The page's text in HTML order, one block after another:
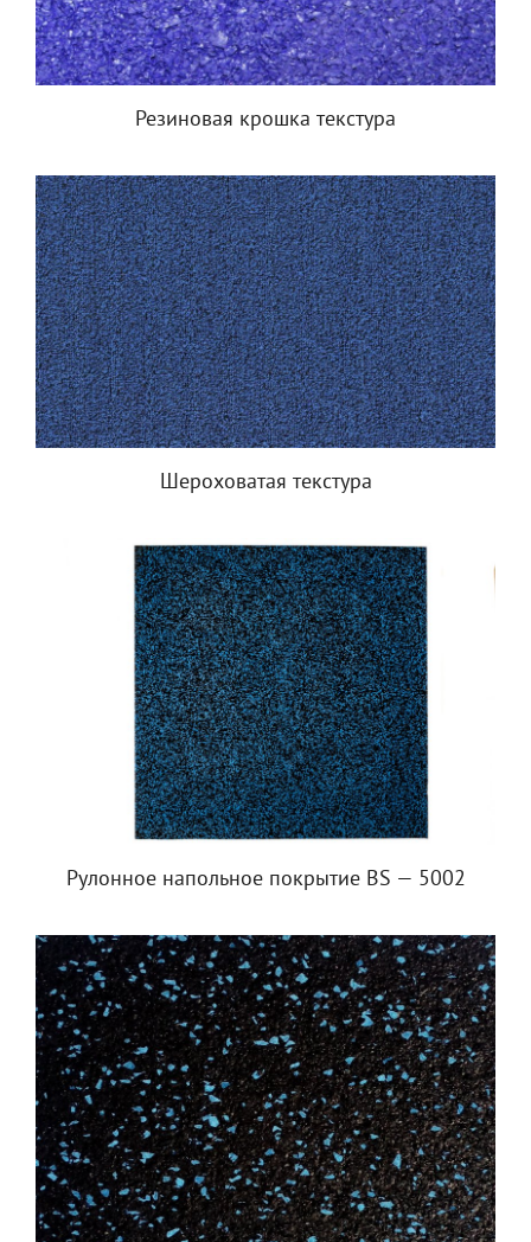
Резиновая крошка текстура
Шероховатая текстура
Рулонное напольное покрытие BS — 5002